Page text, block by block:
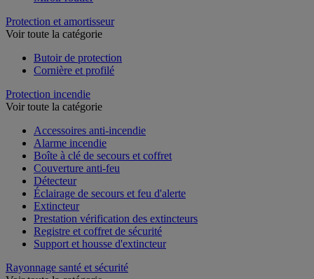
Protection et amortisseur
Butoir de protection
Protection incendie
Accessoires anti-incendie
Alarme incendie
Boîte à clé de secours et coffret
Couverture anti-feu
Détecteur
Éclairage de secours et feu d'alerte
Extincteur
Prestation vérification des extincteurs
Registre et coffret de sécurité